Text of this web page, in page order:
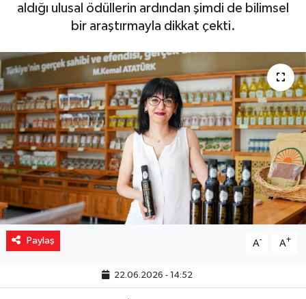
aldığı ulusal ödüllerin ardından şimdi de bilimsel
bir araştırmayla dikkat çekti.
Paylaş A- A+
22.06.2026 - 14:52
Yaşam
Resmi ilanlar
Haber Arşivi